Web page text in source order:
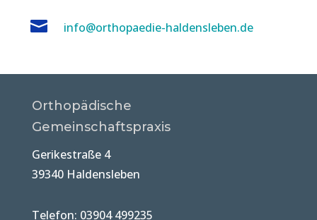
 info@orthopaedie-haldensleben.de
Orthopädische
Gemeinschaftspraxis
Gerikestraße 4
39340 Haldensleben
Telefon: 03904 499235